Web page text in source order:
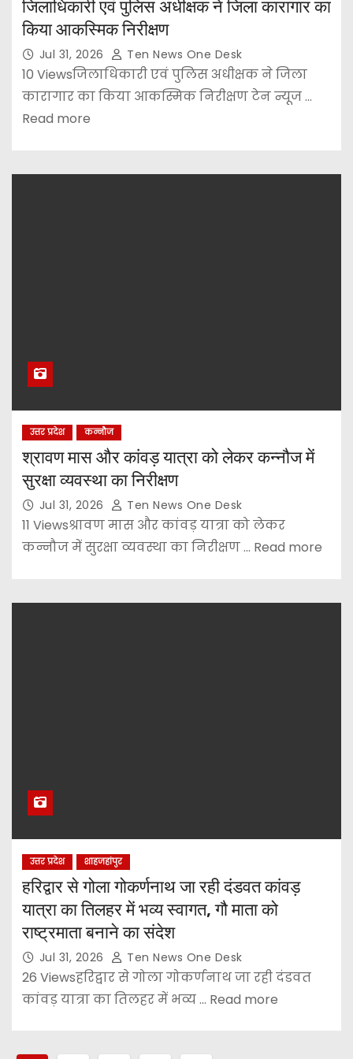
जिलाधिकारी एवं पुलिस अधीक्षक ने जिला कारागार का
किया आकस्मिक निरीक्षण
Jul 31, 2026 Ten News One Desk
10 Viewsजिलाधिकारी एवं पुलिस अधीक्षक ने जिला
कारागार का किया आकस्मिक निरीक्षण टेन न्यूज ...
Read more
उत्तर प्रदेश कन्नौज
श्रावण मास और कांवड़ यात्रा को लेकर कन्नौज में
सुरक्षा व्यवस्था का निरीक्षण
Jul 31, 2026 Ten News One Desk
11 Viewsश्रावण मास और कांवड़ यात्रा को लेकर
कन्नौज में सुरक्षा व्यवस्था का निरीक्षण ... Read more
उत्तर प्रदेश शाहजहांपुर
हरिद्वार से गोला गोकर्णनाथ जा रही दंडवत कांवड़
यात्रा का तिलहर में भव्य स्वागत, गौ माता को
राष्ट्रमाता बनाने का संदेश
Jul 31, 2026 Ten News One Desk
26 Viewsहरिद्वार से गोला गोकर्णनाथ जा रही दंडवत
कांवड़ यात्रा का तिलहर में भव्य ... Read more